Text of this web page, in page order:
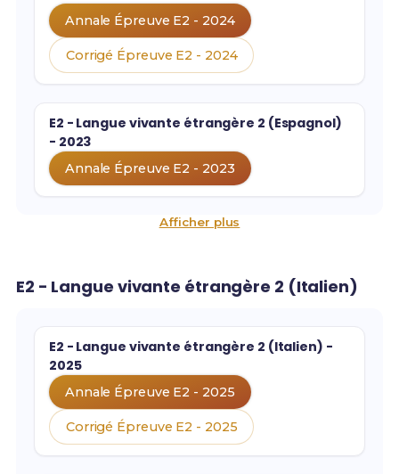
Annale Épreuve E2 - 2024
Corrigé Épreuve E2 - 2024
E2 - Langue vivante étrangère 2 (Espagnol)
- 2023
Annale Épreuve E2 - 2023
Afficher plus
E2 - Langue vivante étrangère 2 (Italien)
E2 - Langue vivante étrangère 2 (Italien) -
2025
Annale Épreuve E2 - 2025
Corrigé Épreuve E2 - 2025